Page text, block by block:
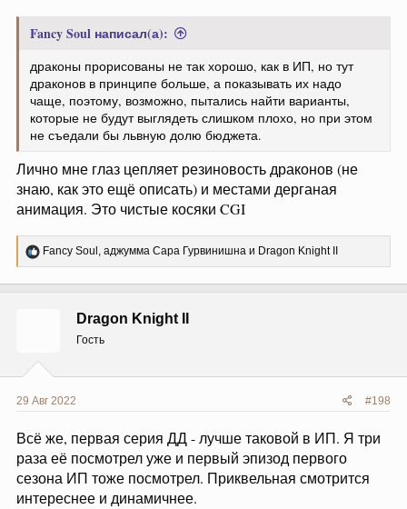
Fancy Soul написал(а):
драконы прорисованы не так хорошо, как в ИП, но тут
драконов в принципе больше, а показывать их надо
чаще, поэтому, возможно, пытались найти варианты,
которые не будут выглядеть слишком плохо, но при этом
не съедали бы львную долю бюджета.
Лично мне глаз цепляет резиновость драконов (не
знаю, как это ещё описать) и местами дерганая
анимация. Это чистые косяки CGI
Р
е
Fancy Soul , аджумма Сара Гурвинишна и Dragon Knight II
Dragon Knight II
Гость
29 Авг 2022 #198
Всё же, первая серия ДД - лучше таковой в ИП. Я три
раза её посмотрел уже и первый эпизод первого
сезона ИП тоже посмотрел. Приквельная смотрится
интереснее и динамичнее.